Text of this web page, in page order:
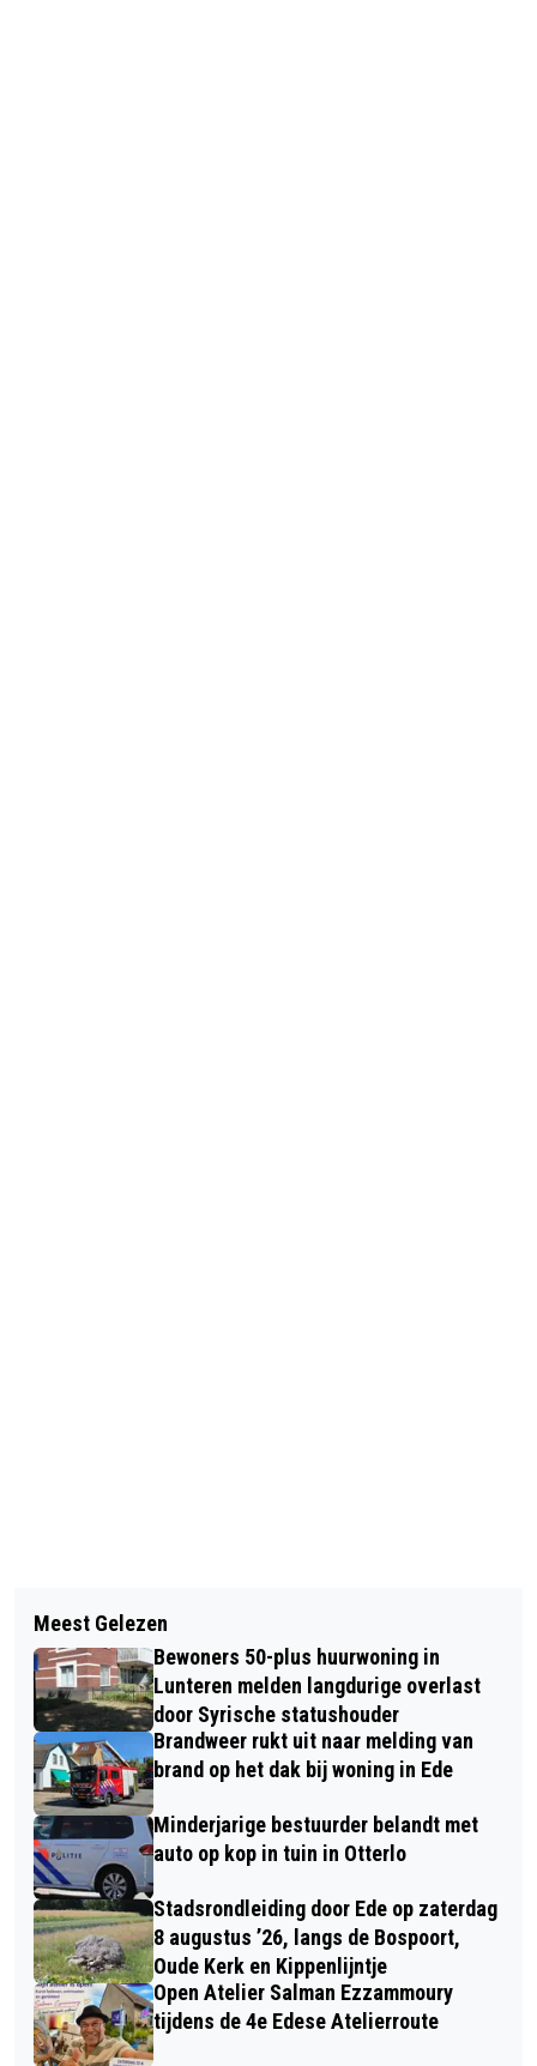
MEERDERE INZITTENDEN
GECONTROLEERD NA KOP-STAART
BOTSING IN EDERVEEN
KABINET GEEFT BURGEMEESTERS
MEER BEVOEGDHEDEN BIJ
DEMONSTRATIES
Meest Gelezen
Bewoners 50-plus huurwoning in
Lunteren melden langdurige overlast
door Syrische statushouder
Brandweer rukt uit naar melding van
brand op het dak bij woning in Ede
Minderjarige bestuurder belandt met
auto op kop in tuin in Otterlo
Stadsrondleiding door Ede op zaterdag
8 augustus ’26, langs de Bospoort,
Oude Kerk en Kippenlijntje
Open Atelier Salman Ezzammoury
tijdens de 4e Edese Atelierroute